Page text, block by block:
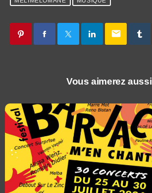
email
Vous aimerez aussi